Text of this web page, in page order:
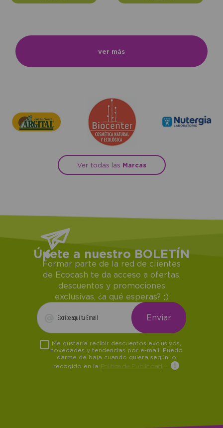
ver más
Ver todas las Marcas
Únete a nuestro BOLETÍN
Formar parte de la red de clientes
de Ecocash te da acceso a ofertas,
descuentos y promociones
exclusivas, ¿a qué esperas? ;)
Me gustaría recibir descuentos exclusivos,
novedades y tendencias por e-mail. Puedo
darme de baja cuando quiera según lo
recogido en la Política de Publicidad